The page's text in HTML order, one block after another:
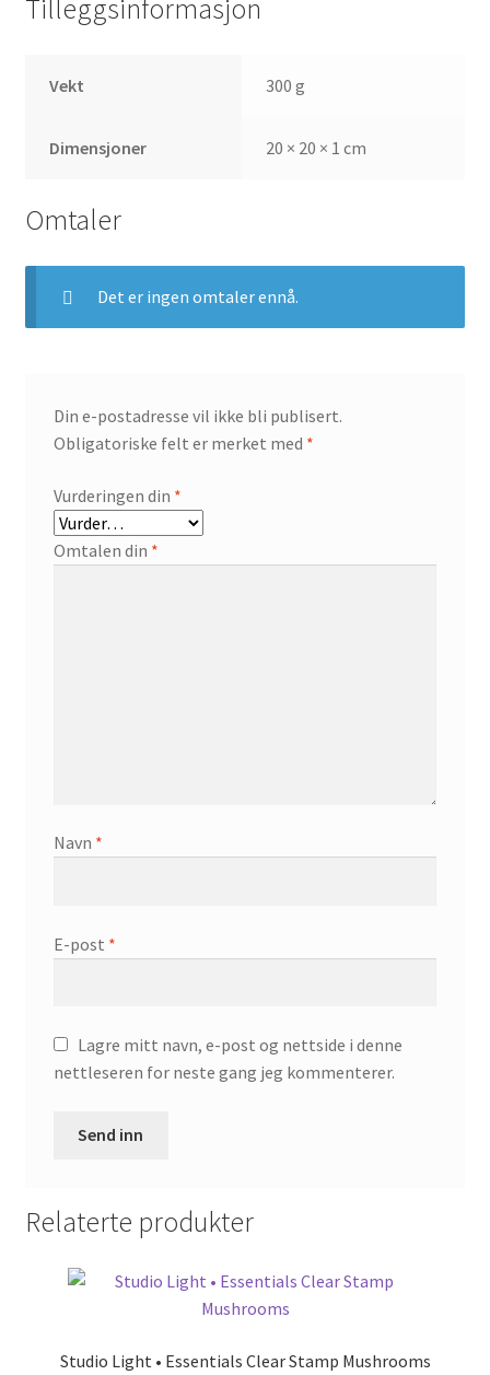
Tilleggsinformasjon
Vekt 300 g
Dimensjoner 20 × 20 × 1 cm
Omtaler
Det er ingen omtaler ennå.
Din e-postadresse vil ikke bli publisert.
Obligatoriske felt er merket med *
Vurderingen din *
Omtalen din *
Navn *
E-post *
Lagre mitt navn, e-post og nettside i denne
nettleseren for neste gang jeg kommenterer.
Relaterte produkter
Studio Light • Essentials Clear Stamp Mushrooms